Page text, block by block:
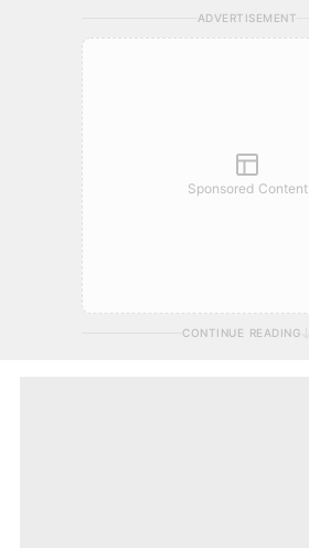
ADVERTISEMENT
Sponsored Content
CONTINUE READING